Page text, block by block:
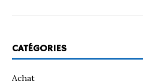
CATÉGORIES
Achat